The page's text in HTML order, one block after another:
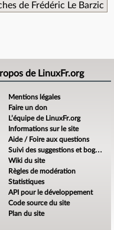
de Frédéric Le Barzic
de LinuxFr.org
Mentions légales
Faire un don
L’équipe de LinuxFr.org
Informations sur le site
Aide / Foire aux questions
Suivi des suggestions et bogues
Wiki du site
Règles de modération
Statistiques
API pour le développement
Code source du site
Plan du site